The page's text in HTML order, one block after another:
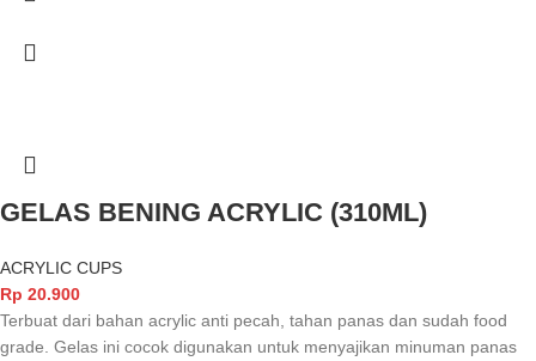
GELAS BENING ACRYLIC (310ML)
ACRYLIC CUPS
Rp 20.900
Terbuat dari bahan acrylic anti pecah, tahan panas dan sudah food
grade. Gelas ini cocok digunakan untuk menyajikan minuman panas